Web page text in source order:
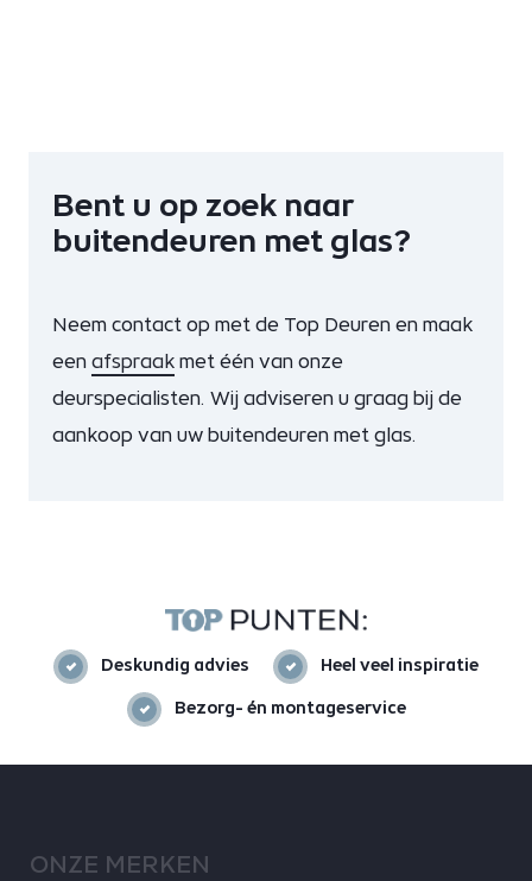
Bent u op zoek naar
buitendeuren met glas?
Neem contact op met de Top Deuren en maak
een afspraak met één van onze
deurspecialisten. Wij adviseren u graag bij de
aankoop van uw buitendeuren met glas.
Deskundig advies Heel veel inspiratie
Bezorg- én montageservice
ONZE MERKEN